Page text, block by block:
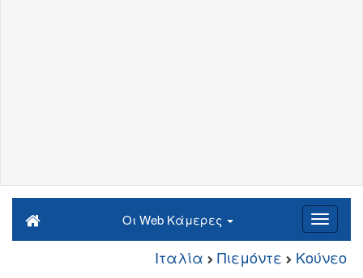
Οι Web Κάμερες
Ιταλία Πιεμόντε Κούνεο